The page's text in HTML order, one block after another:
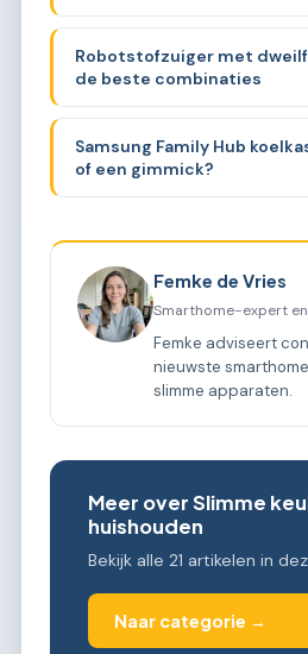
Robotstofzuiger met
de beste combinaties
Samsung Family Hub
of een gimmick?
Femke de Vries
Smarthome-expert
Femke adviseert
nieuwste
slimme apparaten.
Meer over Slimme
huishouden
Bekijk alle 21 artikelen in
Naar categorie →